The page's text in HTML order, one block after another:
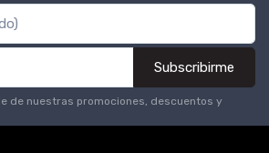
Subscribirme
de nuestras promociones, descuentos y